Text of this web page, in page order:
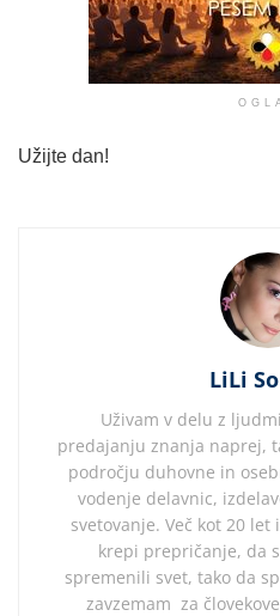
Užijte dan!
LiLi
Uživam v delu z
predajanju znanja naprej,
področju duhovne in
vodenje delavnic,
svetovanje. Več kot 20
krepi prepričanje, da
spremenili svet, tako da
zavzemam za